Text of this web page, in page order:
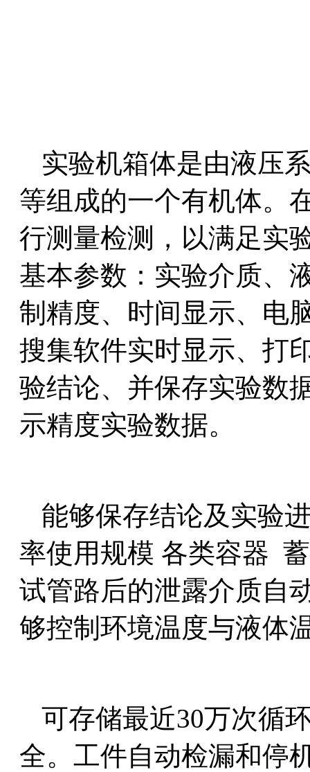
实验机箱体是由液压
等组成的一个有机体。
行测量检测，以满足实
基本参数：实验介质、
制精度、时间显示、电
搜集软件实时显示、打
验结论、并保存实验数
示精度实验数据。
能够保存结论及实验
率使用规模 各类容器
试管路后的泄露介质自
够控制环境温度与液体
可存储最近30万次循
全。工件自动检漏和停